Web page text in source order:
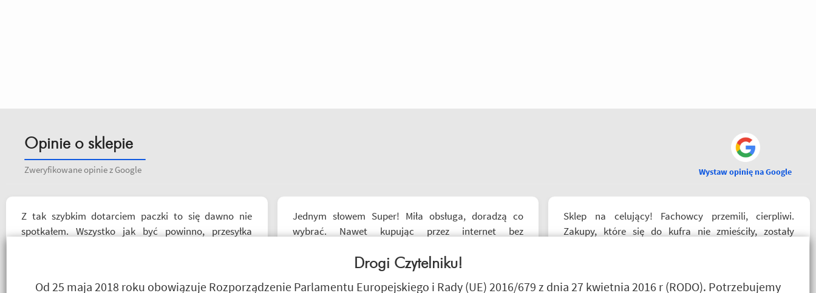
Opinie o sklepie
Zweryfikowane opinie z Google Wystaw opinię na Google
Z tak szybkim dotarciem paczki to się dawno nie
spotkałem. Wszystko jak być powinno, przesyłka
Jednym słowem Super! Miła obsługa, doradzą co
wybrać. Nawet kupując przez internet bez
właśnie taki rozmiar jaki chciałem.
Janusz Mrozek
Sklep na celujący! Fachowcy przemili, cierpliwi.
Zakupy, które się do kufra nie zmieściły, zostały
Drogi Czytelniku!
Od 25 maja 2018 roku obowiązuje Rozporządzenie Parlamentu Europejskiego i Rady (UE) 2016/679 z dnia 27 kwietnia 2016 r (RODO). Potrzebujemy